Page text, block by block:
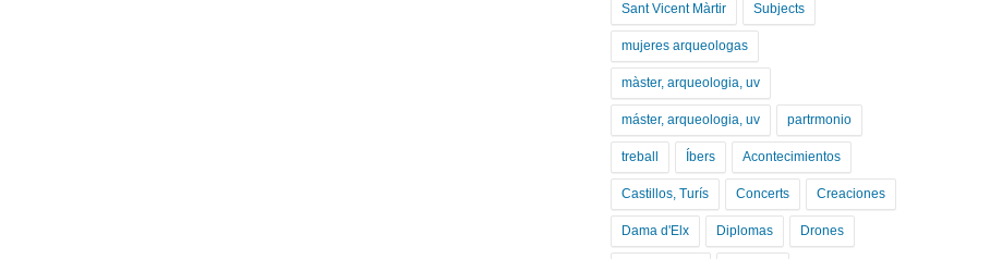
Sant Vicent Màrtir Subjects
mujeres arqueologas
màster, arqueologia, uv
máster, arqueologia, uv partrmonio
treball Íbers Acontecimientos
Castillos, Turís Concerts Creaciones
Dama d'Elx Diplomas Drones